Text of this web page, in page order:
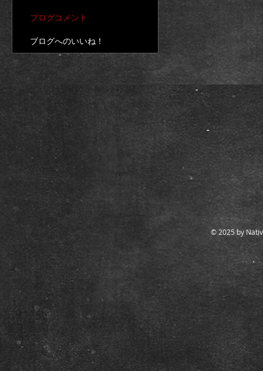
ブログコメント
ブログへのいいね！
© 2025 by